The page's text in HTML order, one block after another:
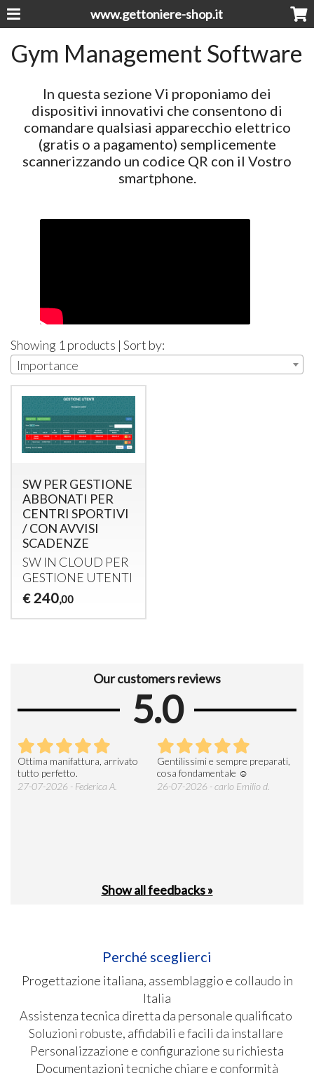
www.gettoniere-shop.it
Gym Management Software
In questa sezione Vi proponiamo dei
dispositivi innovativi che consentono di
comandare qualsiasi apparecchio elettrico
(gratis o a pagamento) semplicemente
scannerizzando un codice QR con il Vostro
smartphone.
Showing 1 products | Sort by:
Importance
SW PER GESTIONE
ABBONATI PER
CENTRI SPORTIVI
/ CON AVVISI
SCADENZE
SW IN CLOUD PER
GESTIONE UTENTI
€ 240,00
Our customers reviews
5.0
Ottima manifattura, arrivato
tutto perfetto.
27-07-2026 - Federica A.
Gentilissimi e sempre preparati,
cosa fondamentale ☺️
26-07-2026 - carlo Emilio d.
Show all feedbacks »
Perché sceglierci
Progettazione italiana, assemblaggio e collaudo in
Italia
Assistenza tecnica diretta da personale qualificato
Soluzioni robuste, affidabili e facili da installare
Personalizzazione e configurazione su richiesta
Documentazioni tecniche chiare e conformità